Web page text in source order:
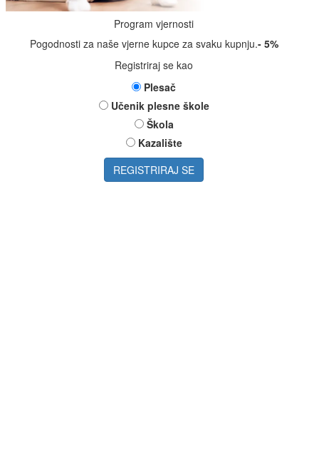
Program vjernosti
Pogodnosti za naše vjerne kupce za svaku kupnju.- 5%
Registriraj se kao
Plesač
Učenik plesne škole
Škola
Kazalište
REGISTRIRAJ SE